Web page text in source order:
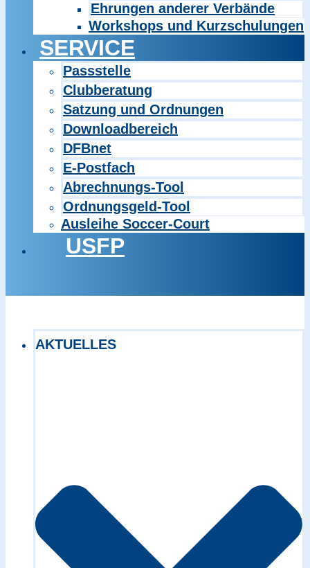
Ehrungen anderer Verbände
Workshops und Kurzschulungen
SERVICE
Passstelle
Clubberatung
Satzung und Ordnungen
Downloadbereich
DFBnet
E-Postfach
Abrechnungs-Tool
Ordnungsgeld-Tool
Ausleihe Soccer-Court
USFP
AKTUELLES
Exact matches only